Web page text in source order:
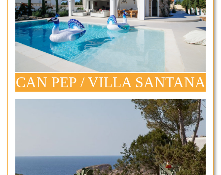
CAN PEP / VILLA SANTANA